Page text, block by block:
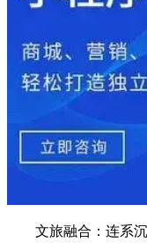
文旅融合：连系沉